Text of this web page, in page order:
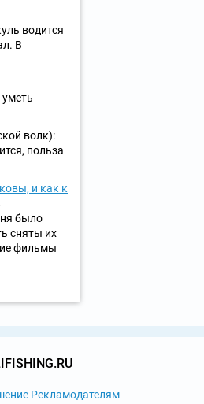
водится
В
волк):
польза
и как к
было
сняты их
фильмы
Рекламодателям